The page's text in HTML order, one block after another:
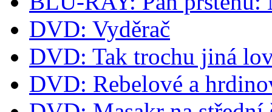
DVD: Vyděrač
DVD: Tak trochu jiná
DVD: Rebelové a